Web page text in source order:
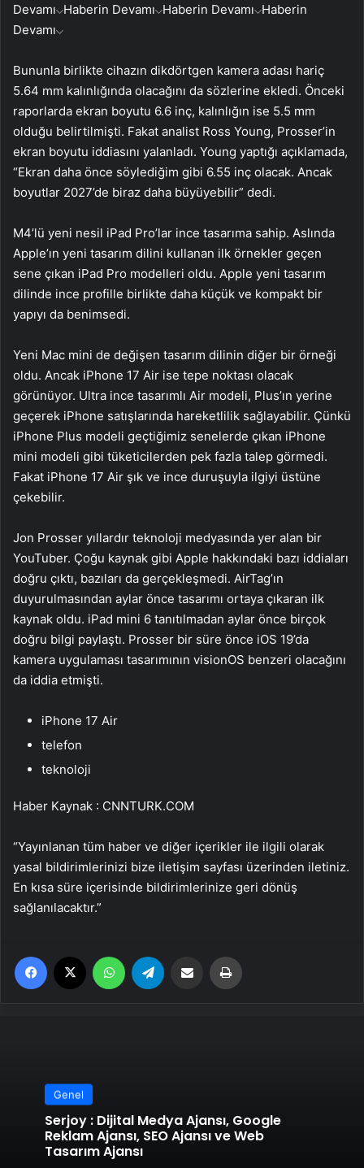
Devamı Haberin Devamı Haberin Devamı Haberin
Devamı
Bununla birlikte cihazın dikdörtgen kamera adası hariç
5.64 mm kalınlığında olacağını da sözlerine ekledi. Önceki
raporlarda ekran boyutu 6.6 inç, kalınlığın ise 5.5 mm
olduğu belirtilmişti. Fakat analist Ross Young, Prosser’in
ekran boyutu iddiasını yalanladı. Young yaptığı açıklamada,
“Ekran daha önce söylediğim gibi 6.55 inç olacak. Ancak
boyutlar 2027’de biraz daha büyüyebilir” dedi.
M4’lü yeni nesil iPad Pro’lar ince tasarıma sahip. Aslında
Apple’ın yeni tasarım dilini kullanan ilk örnekler geçen
sene çıkan iPad Pro modelleri oldu. Apple yeni tasarım
dilinde ince profille birlikte daha küçük ve kompakt bir
yapıyı da benimsedi.
Yeni Mac mini de değişen tasarım dilinin diğer bir örneği
oldu. Ancak iPhone 17 Air ise tepe noktası olacak
görünüyor. Ultra ince tasarımlı Air modeli, Plus’ın yerine
geçerek iPhone satışlarında hareketlilik sağlayabilir. Çünkü
iPhone Plus modeli geçtiğimiz senelerde çıkan iPhone
mini modeli gibi tüketicilerden pek fazla talep görmedi.
Fakat iPhone 17 Air şık ve ince duruşuyla ilgiyi üstüne
çekebilir.
Jon Prosser yıllardır teknoloji medyasında yer alan bir
YouTuber. Çoğu kaynak gibi Apple hakkındaki bazı iddiaları
doğru çıktı, bazıları da gerçekleşmedi. AirTag’ın
duyurulmasından aylar önce tasarımı ortaya çıkaran ilk
kaynak oldu. iPad mini 6 tanıtılmadan aylar önce birçok
doğru bilgi paylaştı. Prosser bir süre önce iOS 19’da
kamera uygulaması tasarımının visionOS benzeri olacağını
da iddia etmişti.
iPhone 17 Air
telefon
teknoloji
Haber Kaynak : CNNTURK.COM
“Yayınlanan tüm haber ve diğer içerikler ile ilgili olarak
yasal bildirimlerinizi bize iletişim sayfası üzerinden iletiniz.
En kısa süre içerisinde bildirimlerinize geri dönüş
sağlanılacaktır.”
Facebook WhatsApp Email'den paylaş
Genel
Serjoy : Dijital Medya Ajansı, Google
Reklam Ajansı, SEO Ajansı ve Web
Tasarım Ajansı